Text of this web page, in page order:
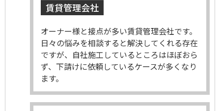
賃貸管理会社
オーナー様と接点が多い賃貸管理会社です。
日々の悩みを相談すると解決してくれる存在
ですが、自社施工しているところはほぼおら
ず、下請けに依頼しているケースが多くなり
ます。